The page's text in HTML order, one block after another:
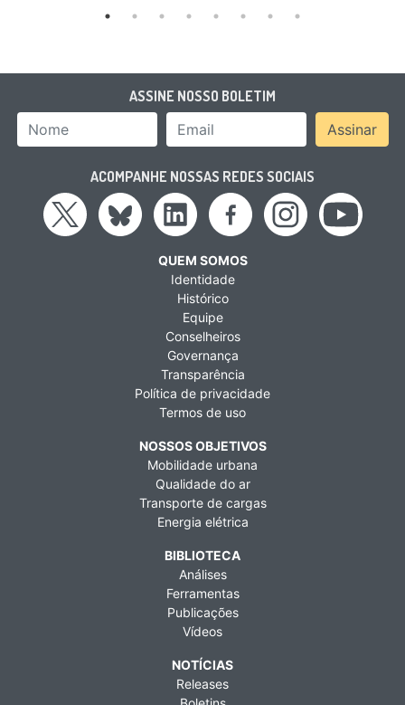
ASSINE NOSSO BOLETIM
Email AddressAssinar
ACOMPANHE NOSSAS REDES SOCIAIS
QUEM SOMOS
Identidade
Histórico
Equipe
Conselheiros
Governança
Transparência
Política de privacidade
Termos de uso
NOSSOS OBJETIVOS
Mobilidade urbana
Qualidade do ar
Transporte de cargas
Energia elétrica
BIBLIOTECA
Análises
Ferramentas
Publicações
Vídeos
NOTÍCIAS
Releases